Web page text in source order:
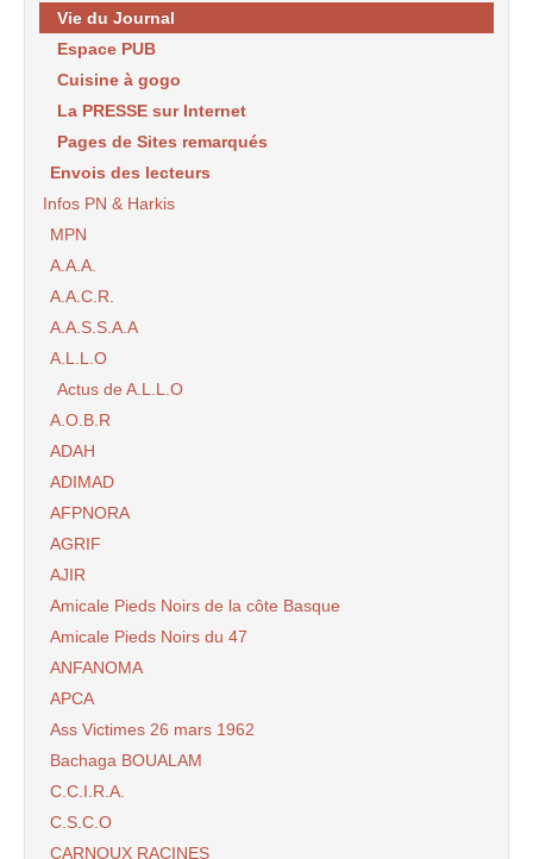
Vie du Journal
Espace PUB
Cuisine à gogo
La PRESSE sur Internet
Pages de Sites remarqués
Envois des lecteurs
Infos PN & Harkis
MPN
A.A.A.
A.A.C.R.
A.A.S.S.A.A
A.L.L.O
Actus de A.L.L.O
A.O.B.R
ADAH
ADIMAD
AFPNORA
AGRIF
AJIR
Amicale Pieds Noirs de la côte Basque
Amicale Pieds Noirs du 47
ANFANOMA
APCA
Ass Victimes 26 mars 1962
Bachaga BOUALAM
C.C.I.R.A.
C.S.C.O
CARNOUX RACINES